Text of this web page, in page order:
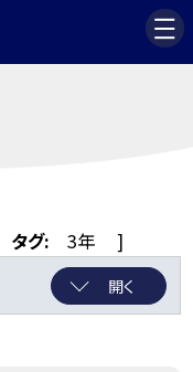
タグ: 3年 ]
開く